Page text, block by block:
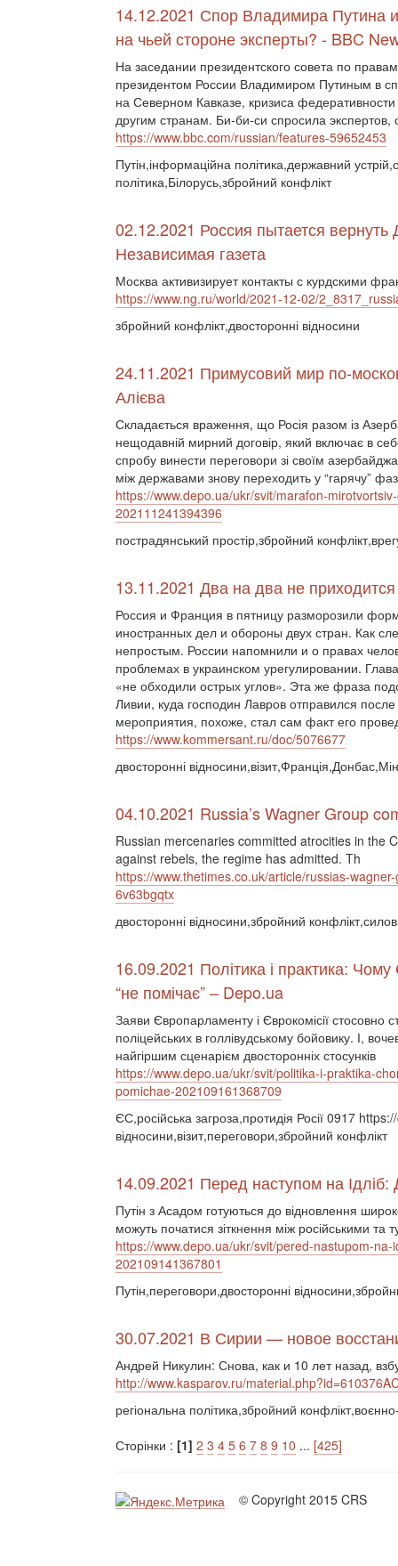
14.12.2021 Спор Владимира Путина
на чьей стороне эксперты? - BBC
На заседании президентского совета по
президентом России Владимиром Путиным в
на Северном Кавказе, кризиса
другим странам. Би-би-си спросила
https://www.bbc.com/russian/features-59652453
Путін,інформаційна політика,державний
політика,Білорусь,збройний конфлікт
02.12.2021 Россия пытается
Независимая газета
Москва активизирует контакты с курдскими
https://www.ng.ru/world/2021-12-02/
збройний конфлікт,двосторонні відносини
24.11.2021 Примусовий мир по-
Алієва
Складається враження, що Росія разом із
нещодавній мирний договір, який включає в
спробу винести переговори зі своїм
між державами знову переходить у “гарячу”
https://www.depo.ua/ukr/svit/marafon-
202111241394396
пострадянський простір,збройний
13.11.2021 Два на два не приходится
Россия и Франция в пятницу разморозили
иностранных дел и обороны двух стран. Как
непростым. России напомнили и о правах
проблемах в украинском урегулировании.
«не обходили острых углов». Эта же фраза
Ливии, куда господин Лавров отправился
мероприятия, похоже, стал сам факт его
https://www.kommersant.ru/doc/5076677
двосторонні
04.10.2021 Russia’s Wagner Group
Russian mercenaries committed atrocities in the
against rebels, the regime has admitted. Th
https://www.thetimes.co.uk/article/russias-
6v63bgqtx
двосторонні відносини,збройний
16.09.2021 Політика і практика: Чому
“не помічає” – Depo.ua
Заяви Європарламенту і Єврокомісії стосовно
поліцейських в голлівудському бойовику. І,
найгіршим сценарієм двосторонніх стосунків
https://www.depo.ua/ukr/svit/politika-i-praktika-
pomichae-202109161368709
ЄС,російська загроза,протидія Росії 0917
відносини,візит,переговори,збройний конфлікт
14.09.2021 Перед наступом на Ідліб:
Путін з Асадом готуються до відновлення
можуть початися зіткнення між російськими та
https://www.depo.ua/ukr/svit/pered-nastupom-
202109141367801
Путін,переговори,двосторонні
30.07.2021 В Сирии — новое
Андрей Никулин: Снова, как и 10 лет назад,
http://www.kasparov.ru/
регіональна політика,збройний
Сторінки : [1] 2 3 4 5 6 7 8 9 10 ... [425]
© Copyright 2015 CRS